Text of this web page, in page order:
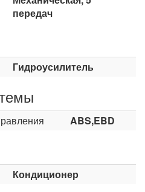
передач
Гидроусилитель
ABS,EBD
Кондиционер